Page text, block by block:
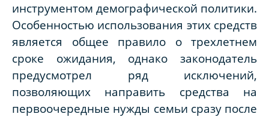
инструментом демографической политики.
Особенностью использования этих средств
является общее правило о трехлетнем
сроке ожидания, однако законодатель
предусмотрел ряд исключений,
позволяющих направить средства на
первоочередные нужды семьи сразу после